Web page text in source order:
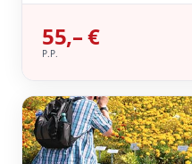
55,– €
P.P.